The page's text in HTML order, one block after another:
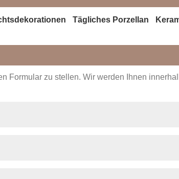
Tägliches Porzellan
Formular zu stellen. Wir werden Ihnen